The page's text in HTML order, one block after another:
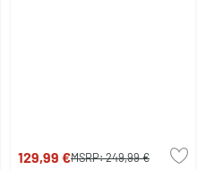
129,99 €MSRP:249,99 €